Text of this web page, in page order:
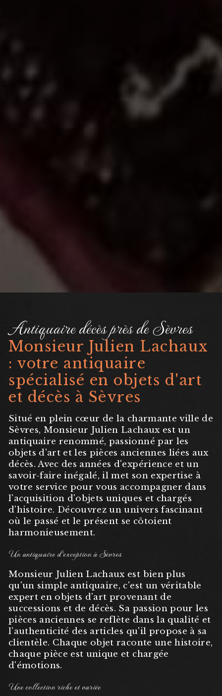
Antiquaire décès près de Sèvres
Monsieur Julien Lachaux
: votre antiquaire
spécialisé en objets d'art
et décès à Sèvres
Situé en plein cœur de la charmante ville de
Sèvres, Monsieur Julien Lachaux est un
antiquaire renommé, passionné par les
objets d'art et les pièces anciennes liées aux
décès. Avec des années d'expérience et un
savoir-faire inégalé, il met son expertise à
votre service pour vous accompagner dans
l'acquisition d'objets uniques et chargés
d'histoire. Découvrez un univers fascinant
où le passé et le présent se côtoient
harmonieusement.
Un antiquaire d'exception à Sèvres
Monsieur Julien Lachaux est bien plus
qu'un simple antiquaire, c'est un véritable
expert en objets d'art provenant de
successions et de décès. Sa passion pour les
pièces anciennes se reflète dans la qualité et
l'authenticité des articles qu'il propose à sa
clientèle. Chaque objet raconte une histoire,
chaque pièce est unique et chargée
d'émotions.
Une collection riche et variée